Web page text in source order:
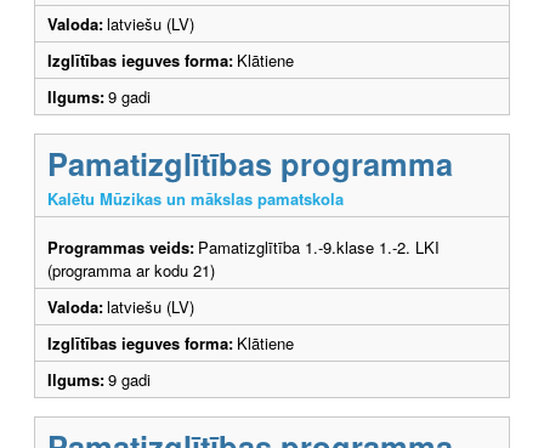
Valoda:latviešu (LV)
Izglītības ieguves forma: Klātiene
Ilgums:9 gadi
Pamatizglītības programma
Kalētu Mūzikas un mākslas pamatskola
Programmas veids: Pamatizglītība 1.-9.klase 1.-2. LKI
(programma ar kodu 21)
Valoda:latviešu (LV)
Izglītības ieguves forma: Klātiene
Ilgums:9 gadi